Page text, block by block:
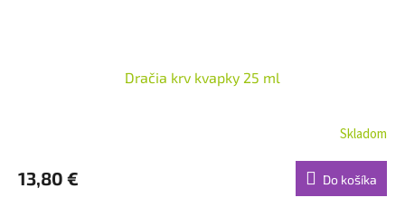
Dračia krv kvapky 25 ml
Skladom
13,80 € Do košíka